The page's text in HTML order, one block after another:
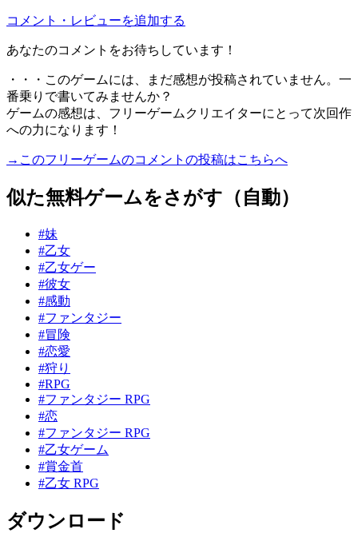
コメント・レビューを追加する
あなたのコメントをお待ちしています！
・・・このゲームには、まだ感想が投稿されていません。一
番乗りで書いてみませんか？
ゲームの感想は、フリーゲームクリエイターにとって次回作
への力になります！
→このフリーゲームのコメントの投稿はこちらへ
似た無料ゲームをさがす（自動）
#妹
#乙女
#乙女ゲー
#彼女
#感動
#ファンタジー
#冒険
#恋愛
#狩り
#RPG
#ファンタジー RPG
#恋
#ファンタジー RPG
#乙女ゲーム
#賞金首
#乙女 RPG
ダウンロード